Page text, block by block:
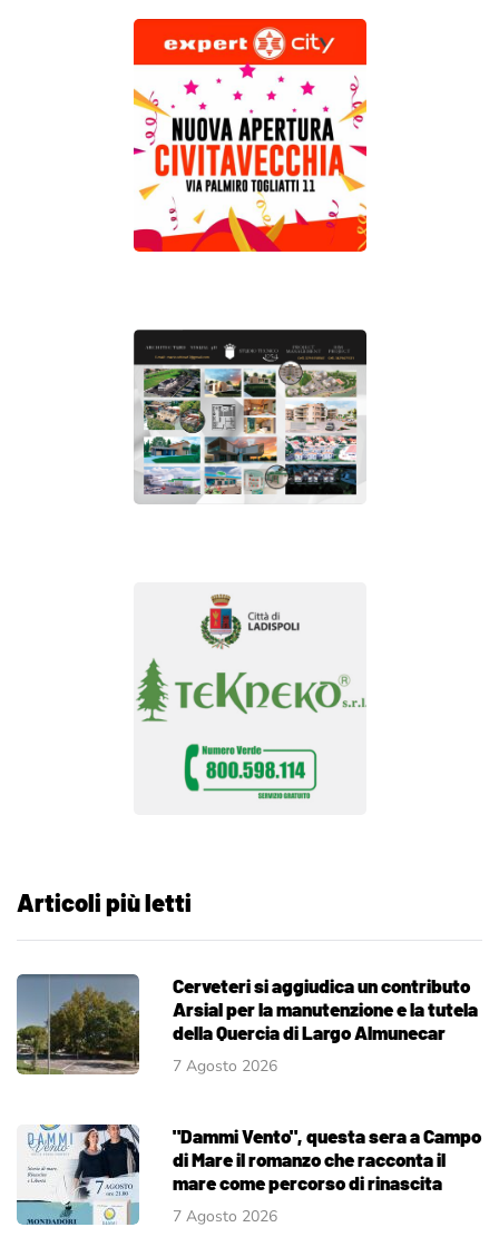
Articoli più letti
Cerveteri si aggiudica un contributo
Arsial per la manutenzione e la tutela
della Quercia di Largo Almunecar
7 Agosto 2026
"Dammi Vento", questa sera a Campo
di Mare il romanzo che racconta il
mare come percorso di rinascita
7 Agosto 2026